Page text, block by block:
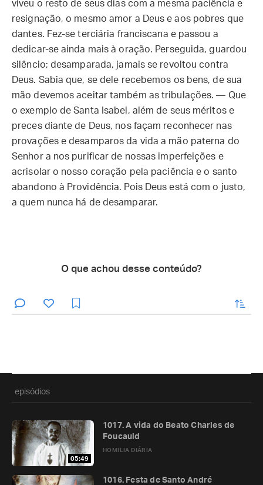
viveu o resto de seus dias com a mesma paciência e
resignação, o mesmo amor a Deus e aos pobres que
dantes. Fez-se terciária franciscana e passou a
dedicar-se ainda mais à oração. Perseguida, guardou
silêncio; desamparada, jamais se revoltou contra
Deus. Sabia que, se dele recebemos os bens, de sua
mão devemos aceitar também as tribulações. — Que
o exemplo de Santa Isabel, além de seus méritos e
preces diante de Deus, nos façam reconhecer nas
provações e desamparos da vida a mão paterna do
Senhor a nos purificar de nossas imperfeições e
acrisolar o nosso coração pela paciência e o santo
abandono à Providência. Pois Deus está com o justo,
a quem nunca há de desamparar.
O que achou desse conteúdo?
enviar
episódios
05:49
HOMILIA DIÁRIA
1017. A vida do Beato Charles de
Foucauld
1016. Festa de Santo André